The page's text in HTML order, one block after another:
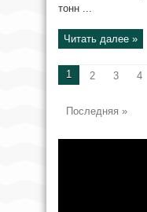
тонн ...
Читать далее »
1 2 3 4
Последняя »